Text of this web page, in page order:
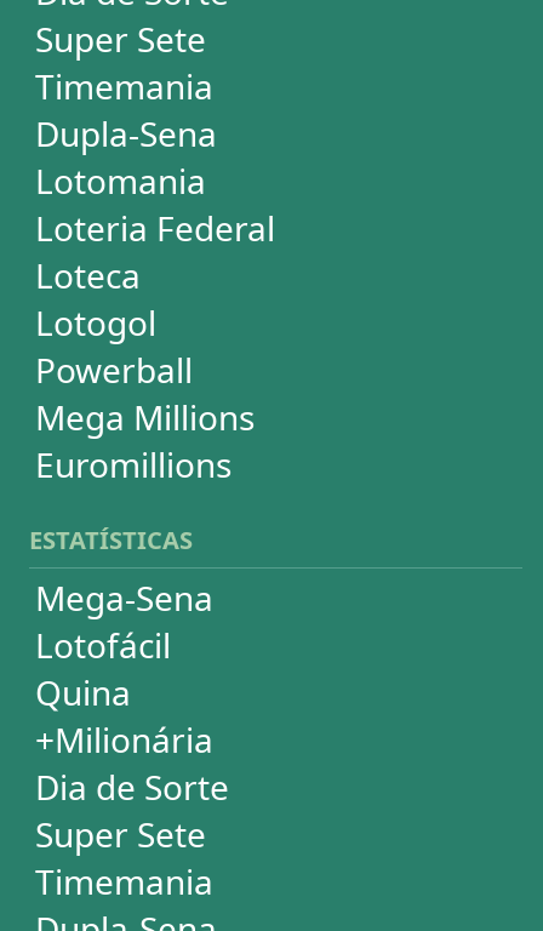
Mega-Sena
Lotofácil
Quina
+Milionária
Dia de Sorte
Timemania
Dupla-Sena
Lotomania
Super Sete
PowerBall
EuroMillions
ASSINATURA
Assinatura
Palpites Estatísticos
Análises Estatísticas
Simulador de Apostas
Conferidor de Apostas
Desdobramentos Especiais
Impressão de Volantes